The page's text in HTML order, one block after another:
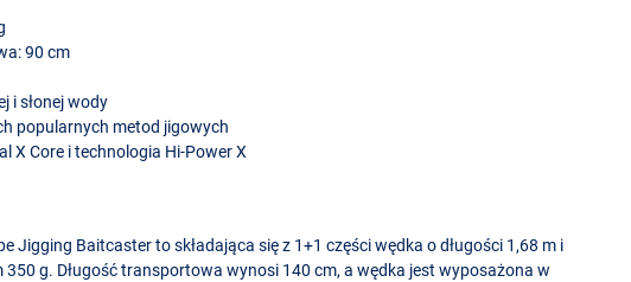
90 cm
i słonej wody
popularnych metod jigowych
X Core i technologia Hi-Power X
Jigging Baitcaster to składająca się z 1+1 części wędka o długości 1,68 m i
g. Długość transportowa wynosi 140 cm, a wędka jest wyposażona w